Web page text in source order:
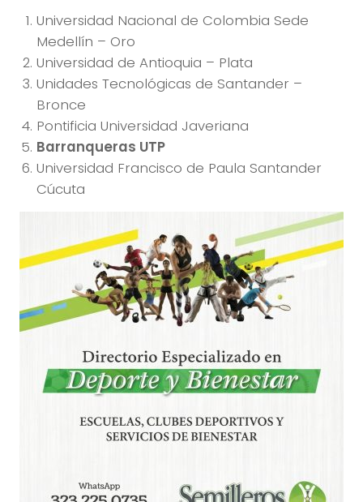
Universidad Nacional de Colombia Sede
Medellín – Oro
Universidad de Antioquia – Plata
Unidades Tecnológicas de Santander –
Bronce
Pontificia Universidad Javeriana
Barranqueras UTP
Universidad Francisco de Paula Santander
Cúcuta